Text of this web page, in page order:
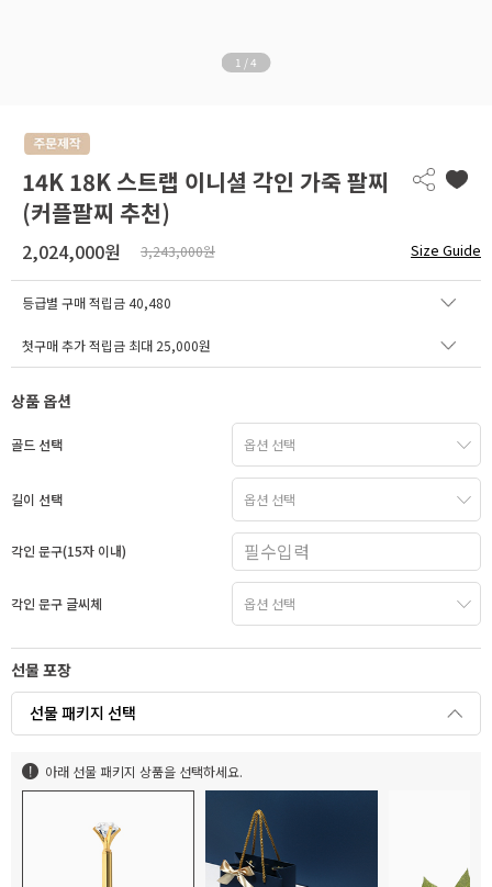
1 /4
14K 18K 스트랩 이니셜 각인 가죽 팔찌
(커플팔찌 추천)
2,024,000원 3,243,000원 Size Guide
등급별 구매 적립금40,480
첫구매 추가 적립금 최대 25,000원
상품 옵션
골드 선택
길이 선택
각인 문구(15자 이내)
각인 문구 글씨체
선물 포장
선물 패키지 선택
아래 선물 패키지 상품을 선택하세요.